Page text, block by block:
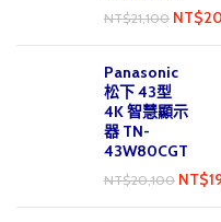
NT$21,100 NT$
Panasonic
松下 43型
4K 智慧顯示
器 TN-
43W80CGT
NT$20,100 NT$